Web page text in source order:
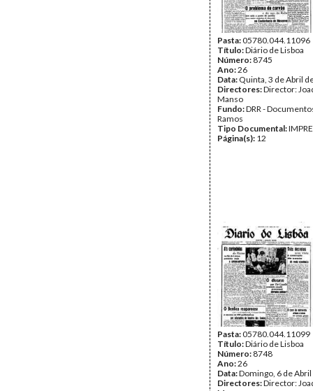
Pasta:05780.044.11096
Título:Diário de Lisboa
Número: 8745
Ano:26
Data: Quinta, 3 de Abril
Directores:Director:
Manso
Fundo:DRR -
Ramos
Tipo Documental:
Página(s): 12
Pasta:05780.044.11099
Título:Diário de Lisboa
Número: 8748
Ano:26
Data:Domingo, 6 de
Directores:Director: